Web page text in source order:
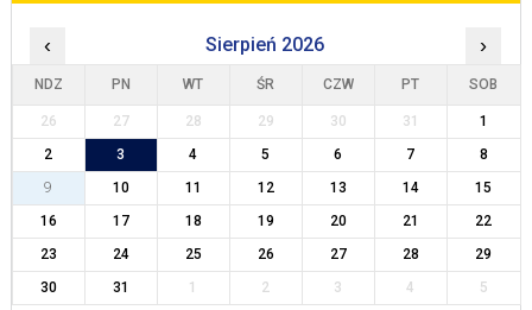
‹ Sierpień 2026 ›
NDZ PN WT ŚR CZW PT SOB
26 27 28 29 30 31
1
2
3 4 5 6 7
8
9
10 11 12 13 14
15
16
17 18 19 20 21
22
23
24 25 26 27 28
29
30
31 1 2 3 4 5